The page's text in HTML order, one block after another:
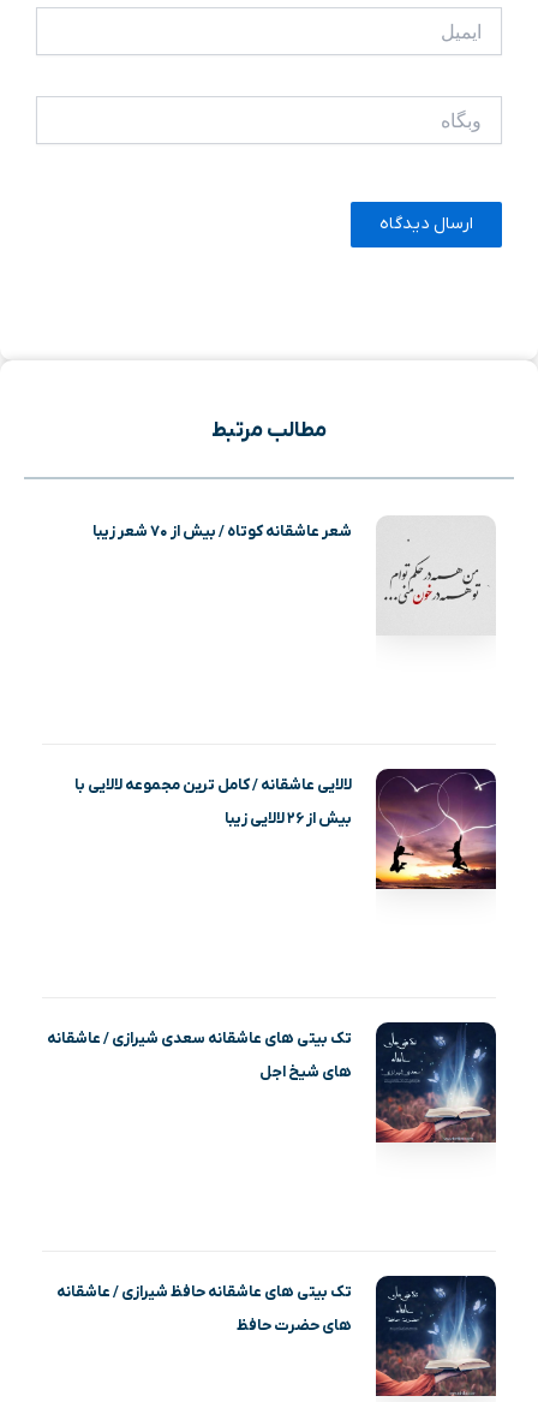
مطالب مرتبط
شعر عاشقانه کوتاه / بیش از ۷۰ شعر زیبا
لالایی عاشقانه / کامل ترین مجموعه لالایی با
بیش از ۲۶ لالایی زیبا
تک بیتی های عاشقانه سعدی شیرازی / عاشقانه
های شیخ اجل
تک بیتی های عاشقانه حافظ شیرازی / عاشقانه
های حضرت حافظ